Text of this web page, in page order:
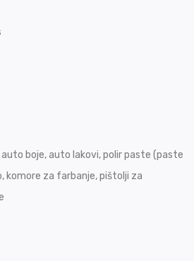
boje, auto lakovi, polir paste (paste
komore za farbanje, pištolji za